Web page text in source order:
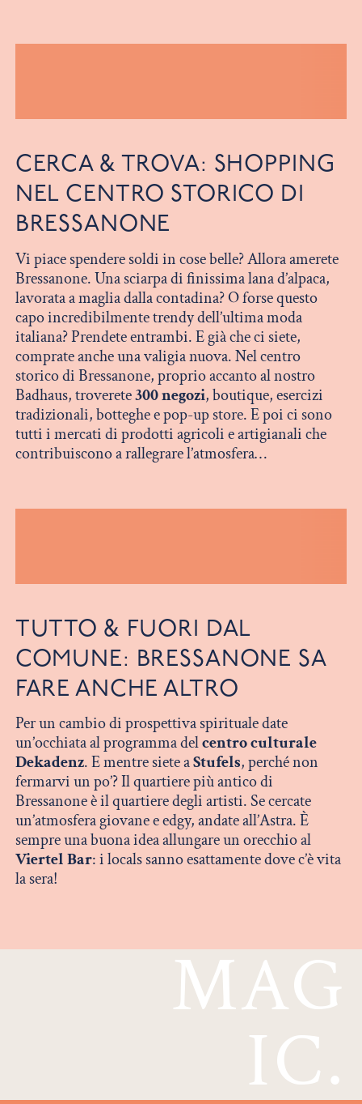
CERCA & TROVA: SHOPPING
NEL CENTRO STORICO DI
BRESSANONE
Vi piace spendere soldi in cose belle? Allora amerete
Bressanone. Una sciarpa di finissima lana d’alpaca,
lavorata a maglia dalla contadina? O forse questo
capo incredibilmente trendy dell’ultima moda
italiana? Prendete entrambi. E già che ci siete,
comprate anche una valigia nuova. Nel centro
storico di Bressanone, proprio accanto al nostro
Badhaus, troverete300 negozi, boutique, esercizi
tradizionali, botteghe e pop-up store. E poi ci sono
tutti i mercati di prodotti agricoli e artigianali che
contribuiscono a rallegrare l’atmosfera…
TUTTO & FUORI DAL
COMUNE: BRESSANONE SA
FARE ANCHE ALTRO
Per un cambio di prospettiva spirituale date
un’occhiata al programma delcentro culturale
Dekadenz. E mentre siete aStufels, perché non
fermarvi un po’? Il quartiere più antico di
Bressanone è il quartiere degli artisti. Se cercate
un’atmosfera giovane e edgy, andate all’Astra. È
sempre una buona idea allungare un orecchio al
Viertel Bar: i locals sanno esattamente dove c’è vita
la sera!
MAG
IC.